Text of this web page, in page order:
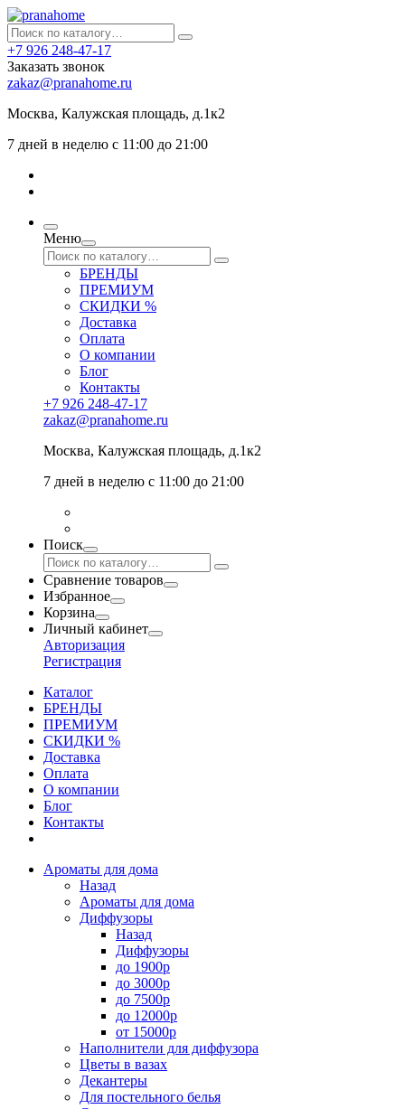
+7 926 248-47-17
Заказать звонок
zakaz@pranahome.ru
Москва, Калужская площадь, д.1к2
7 дней в неделю с 11:00 до 21:00
Меню
БРЕНДЫ
ПРЕМИУМ
СКИДКИ %
Доставка
Оплата
О компании
Блог
Контакты
+7 926 248-47-17
zakaz@pranahome.ru
Москва, Калужская площадь, д.1к2
7 дней в неделю с 11:00 до 21:00
Поиск
Сравнение товаров
Избранное
Корзина
Личный кабинет
Авторизация
Регистрация
Каталог
БРЕНДЫ
ПРЕМИУМ
СКИДКИ %
Доставка
Оплата
О компании
Блог
Контакты
Ароматы для дома
Назад
Ароматы для дома
Диффузоры
Назад
Диффузоры
до 1900р
до 3000р
до 7500р
до 12000р
от 15000р
Наполнители для диффузора
Цветы в вазах
Декантеры
Для постельного белья